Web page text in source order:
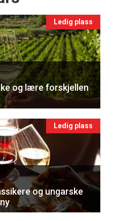
Ledig plass
og lære forskjellen
Ledig plass
og ungarske